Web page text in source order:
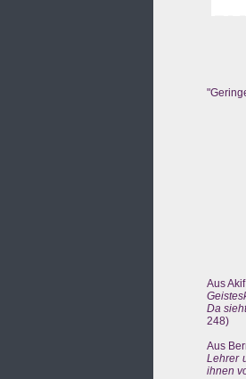
Aus
Da
248)
Aus
Lehrer
ihnen